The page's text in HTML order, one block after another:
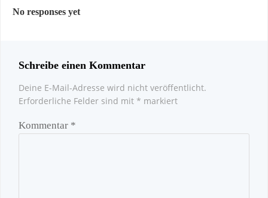
No responses yet
Schreibe einen Kommentar
Deine E-Mail-Adresse wird nicht veröffentlicht.
Erforderliche Felder sind mit * markiert
Kommentar *